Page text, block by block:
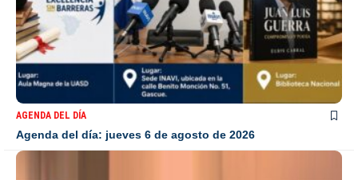
AGENDA DEL DÍA
Agenda del día: jueves 6 de agosto de 2026